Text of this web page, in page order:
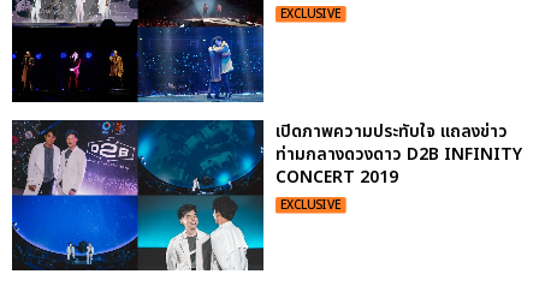
EXCLUSIVE
เปิดภาพความประทับใจ แถลงข่าว
ท่ามกลางดวงดาว D2B INFINITY
CONCERT 2019
EXCLUSIVE